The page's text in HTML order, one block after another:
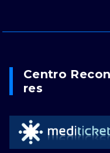
Centro
Res